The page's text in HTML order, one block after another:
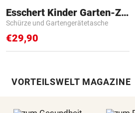
Esschert Kinder Garten-Zubehör
Schürze und Gartengerätetasche
€29,90
VORTEILSWELT MAGAZINE